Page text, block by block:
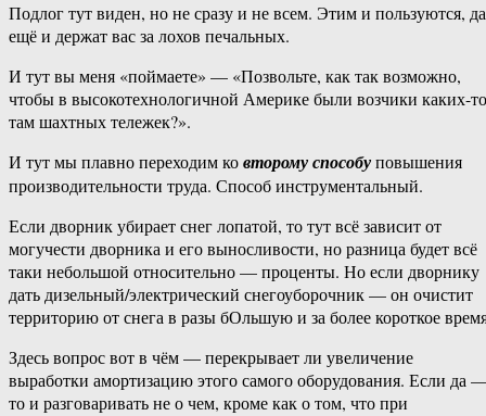
Подлог тут виден, но не сразу и не всем. Этим и пользуются, да
ещё и держат вас за лохов печальных.
И тут вы меня «поймаете» — «Позвольте, как так возможно,
чтобы в высокотехнологичной Америке были возчики каких-то
там шахтных тележек?».
И тут мы плавно переходим ковторому способуповышения
производительности труда. Способ инструментальный.
Если дворник убирает снег лопатой, то тут всё зависит от
могучести дворника и его выносливости, но разница будет всё
таки небольшой относительно — проценты. Но если дворнику
дать дизельный/электрический снегоуборочник — он очистит
территорию от снега в разы бОльшую и за более короткое
Здесь вопрос вот в чём — перекрывает ли увеличение
выработки амортизацию этого самого оборудования. Если да
то и разговаривать не о чем, кроме как о том, что при